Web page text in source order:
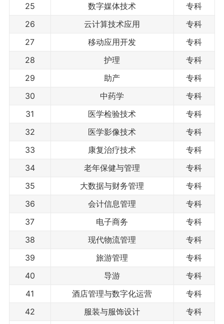
25
数字媒体技术
专科
26
云计算技术应用
专科
27
移动应用开发
专科
28
护理
专科
29
助产
专科
30
中药学
专科
31
医学检验技术
专科
32
医学影像技术
专科
33
康复治疗技术
专科
34
老年保健与管理
专科
35
大数据与财务管理
专科
36
会计信息管理
专科
37
电子商务
专科
38
现代物流管理
专科
39
旅游管理
专科
40
导游
专科
41
酒店管理与数字化运营
专科
42
服装与服饰设计
专科